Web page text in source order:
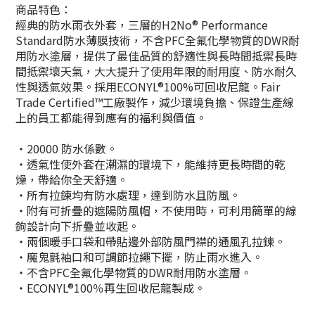
商品特色：
經典的防水雨衣外套，三層的H2No® Performance
Standard防水薄膜技術，不含PFC全氟化學物質的DWR耐
用防水塗層，提供了最佳品質的舒適性與長時間抵禦長時
間抵禦壞天氣，大大提升了使用年限的耐用度、防水耐久
性與透氣效果。採用ECONYL®100%可回收尼龍。Fair
Trade Certified™工廠製作，減少環境負擔、保證生產線
上的員工都能得到應有的福利與價值。
・20000 防水係數。
・透氣性使外套在潮濕的環境下，能維持更長時間的乾
燥，帶給你全天舒適。
・所有拉鍊均有防水處理，達到防水且防風。
・附有可折疊的遮陽防風帽，不使用時，可利用簡單的線
鉤設計向下折疊並收起。
・兩個暖手口袋和帶貼邊外部防風門襟的通風孔拉鍊。
・魔鬼氈袖口和可調節拉繩下擺，防止雨水進入。
・不含PFC全氟化學物質的DWR耐用防水塗層。
・ECONYL®100％再生回收尼龍製成。